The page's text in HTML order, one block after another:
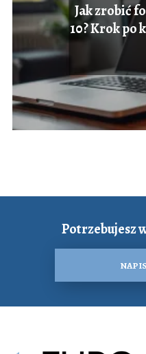
Jak zrobić
10? Krok po
Potrzebujesz